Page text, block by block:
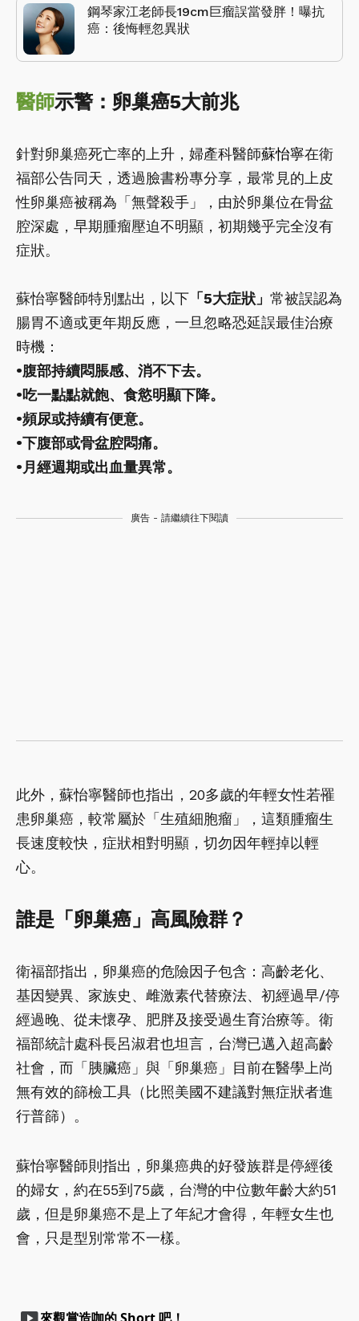
鋼琴家江老師長19cm巨瘤誤當發胖！曝抗
癌：後悔輕忽異狀
醫師示警：卵巢癌5大前兆
針對卵巢癌死亡率的上升，婦產科醫師蘇怡寧在衛
福部公告同天，透過臉書粉專分享，最常見的上皮
性卵巢癌被稱為「無聲殺手」，由於卵巢位在骨盆
腔深處，早期腫瘤壓迫不明顯，初期幾乎完全沒有
症狀。
蘇怡寧醫師特別點出，以下 「5大症狀」 常被誤認為
腸胃不適或更年期反應，一旦忽略恐延誤最佳治療
時機：
•腹部持續悶脹感、消不下去。
•吃一點點就飽、食慾明顯下降。
•頻尿或持續有便意。
•下腹部或骨盆腔悶痛。
•月經週期或出血量異常。
廣告 - 請繼續往下閱讀
此外，蘇怡寧醫師也指出，20多歲的年輕女性若罹
患卵巢癌，較常屬於「生殖細胞瘤」，這類腫瘤生
長速度較快，症狀相對明顯，切勿因年輕掉以輕
心。
誰是「卵巢癌」高風險群？
衛福部指出，卵巢癌的危險因子包含：高齡老化、
基因變異、家族史、雌激素代替療法、初經過早/停
經過晚、從未懷孕、肥胖及接受過生育治療等。衛
福部統計處科長呂淑君也坦言，台灣已邁入超高齡
社會，而「胰臟癌」與「卵巢癌」目前在醫學上尚
無有效的篩檢工具（比照美國不建議對無症狀者進
行普篩）。
蘇怡寧醫師則指出，卵巢癌典的好發族群是停經後
的婦女，約在55到75歲，台灣的中位數年齡大約51
歲，但是卵巢癌不是上了年紀才會得，年輕女生也
會，只是型別常常不一樣。